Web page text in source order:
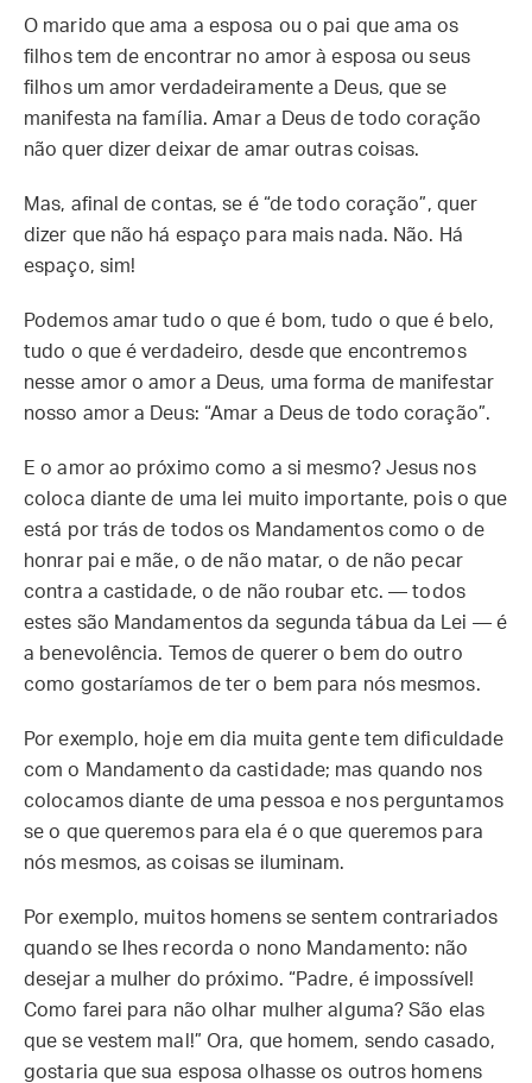
O marido que ama a esposa ou o pai que ama os
filhos tem de encontrar no amor à esposa ou seus
filhos um amor verdadeiramente a Deus, que se
manifesta na família. Amar a Deus de todo coração
não quer dizer deixar de amar outras coisas.
Mas, afinal de contas, se é “de todo coração”, quer
dizer que não há espaço para mais nada. Não. Há
espaço, sim!
Podemos amar tudo o que é bom, tudo o que é belo,
tudo o que é verdadeiro, desde que encontremos
nesse amor o amor a Deus, uma forma de manifestar
nosso amor a Deus: “Amar a Deus de todo coração”.
E o amor ao próximo como a si mesmo? Jesus nos
coloca diante de uma lei muito importante, pois o que
está por trás de todos os Mandamentos como o de
honrar pai e mãe, o de não matar, o de não pecar
contra a castidade, o de não roubar etc. — todos
estes são Mandamentos da segunda tábua da Lei — é
a benevolência. Temos de querer o bem do outro
como gostaríamos de ter o bem para nós mesmos.
Por exemplo, hoje em dia muita gente tem dificuldade
com o Mandamento da castidade; mas quando nos
colocamos diante de uma pessoa e nos perguntamos
se o que queremos para ela é o que queremos para
nós mesmos, as coisas se iluminam.
Por exemplo, muitos homens se sentem contrariados
quando se lhes recorda o nono Mandamento: não
desejar a mulher do próximo. “Padre, é impossível!
Como farei para não olhar mulher alguma? São elas
que se vestem mal!” Ora, que homem, sendo casado,
gostaria que sua esposa olhasse os outros homens